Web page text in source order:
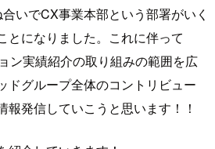
いでCX事業本部という部署がいく
とになりました。これに伴って
ン実績紹介の取り組みの範囲を広
ドグループ全体のコントリビュー
報発信していこうと思います！！